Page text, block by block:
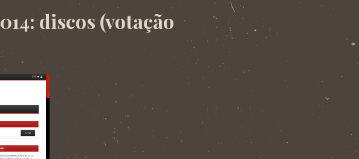
discos (votação